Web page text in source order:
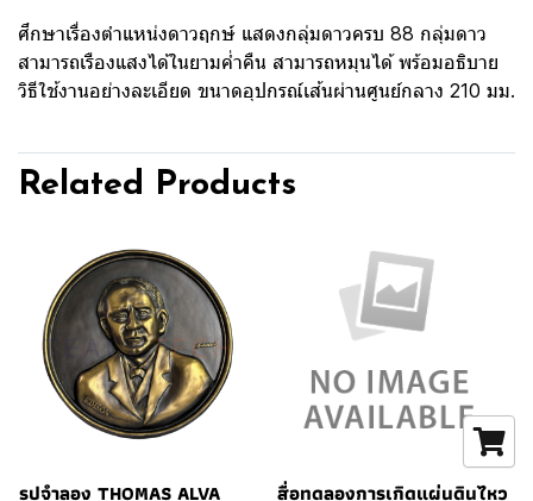
ศึกษาเรื่องตำแหน่งดาวฤกษ์ แสดงกลุ่มดาวครบ 88 กลุ่มดาว
สามารถเรืองแสงได้ในยามค่ำคืน สามารถหมุนได้ พร้อมอธิบาย
วิธีใช้งานอย่างละเอียด ขนาดอุปกรณ์เส้นผ่านศูนย์กลาง 210 มม.
Related Products
รูปจำลอง THOMAS ALVA สื่อทดลองการเกิดแผ่นดินไหว